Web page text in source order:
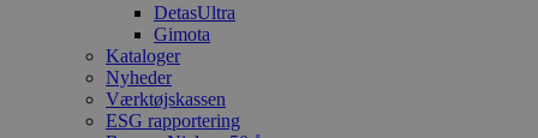
DetasUltra
Gimota
Kataloger
Nyheder
Værktøjskassen
ESG rapportering